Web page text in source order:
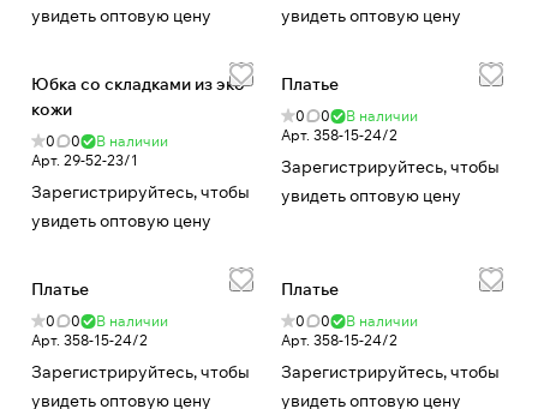
увидеть оптовую цену
увидеть оптовую цену
Юбка со складками из эко-
кожи
0 0
В наличии
Арт. 29-52-23/1
Зарегистрируйтесь, чтобы
увидеть оптовую цену
Платье
0 0
В наличии
Арт. 358-15-24/2
Зарегистрируйтесь, чтобы
увидеть оптовую цену
Платье
0 0
В наличии
Арт. 358-15-24/2
Зарегистрируйтесь, чтобы
увидеть оптовую цену
Платье
0 0
В наличии
Арт. 358-15-24/2
Зарегистрируйтесь, чтобы
увидеть оптовую цену